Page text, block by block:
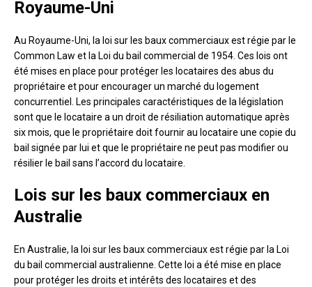
Royaume-Uni
Au Royaume-Uni, la loi sur les baux commerciaux est régie par le
Common Law et la Loi du bail commercial de 1954. Ces lois ont
été mises en place pour protéger les locataires des abus du
propriétaire et pour encourager un marché du logement
concurrentiel. Les principales caractéristiques de la législation
sont que le locataire a un droit de résiliation automatique après
six mois, que le propriétaire doit fournir au locataire une copie du
bail signée par lui et que le propriétaire ne peut pas modifier ou
résilier le bail sans l’accord du locataire.
Lois sur les baux commerciaux en
Australie
En Australie, la loi sur les baux commerciaux est régie par la Loi
du bail commercial australienne. Cette loi a été mise en place
pour protéger les droits et intérêts des locataires et des